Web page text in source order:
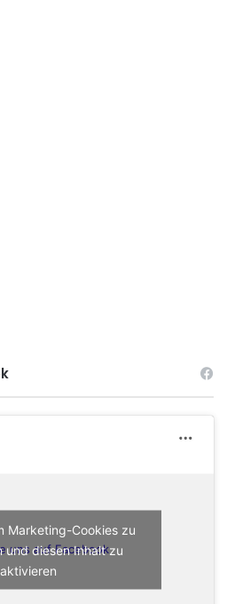
uns auf Facebook
Marketing-Cookies zu
und diesen Inhalt zu
aktivieren